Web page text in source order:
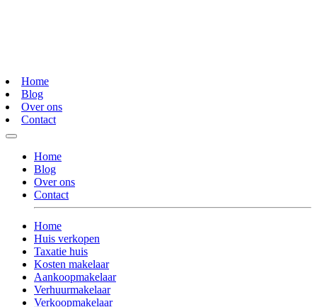
Home
Blog
Over ons
Contact
Home
Blog
Over ons
Contact
Home
Huis verkopen
Taxatie huis
Kosten makelaar
Aankoopmakelaar
Verhuurmakelaar
Verkoopmakelaar